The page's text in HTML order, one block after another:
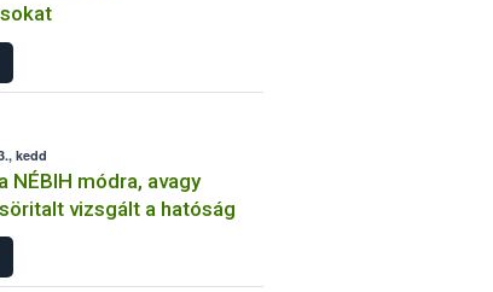
kedd
NÉBIH módra, avagy
vizsgált a hatóság